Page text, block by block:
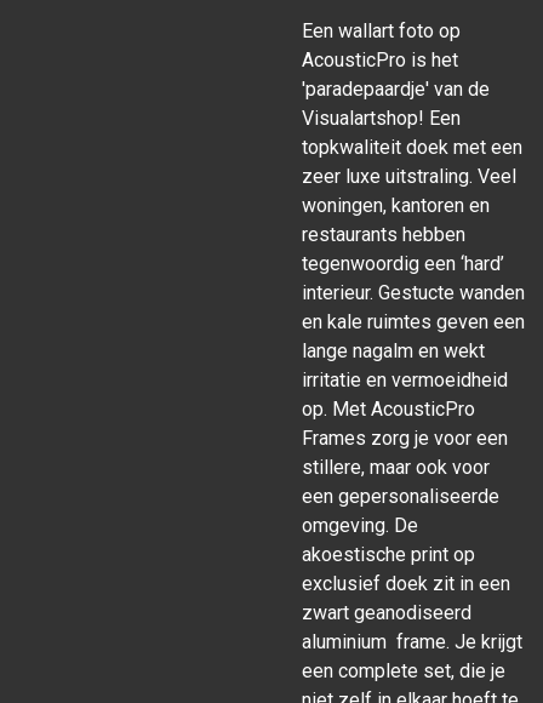
Een wallart foto op
AcousticPro is het
'paradepaardje' van de
Visualartshop! Een
topkwaliteit doek met een
zeer luxe uitstraling. Veel
woningen, kantoren en
restaurants hebben
tegenwoordig een ‘hard’
interieur. Gestucte wanden
en kale ruimtes geven een
lange nagalm en wekt
irritatie en vermoeidheid
op. Met AcousticPro
Frames zorg je voor een
stillere, maar ook voor
een gepersonaliseerde
omgeving. De
akoestische print op
exclusief doek zit in een
zwart geanodiseerd
aluminium frame. Je krijgt
een complete set, die je